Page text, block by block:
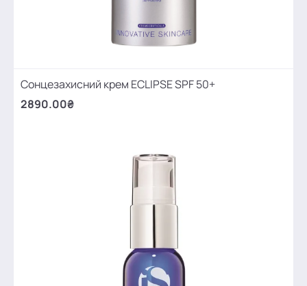
Сонцезахисний крем ECLIPSE SPF 50+
2890.00₴